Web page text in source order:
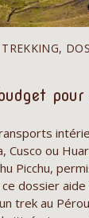
Cusco ou
Picchu,
dossier
trek au